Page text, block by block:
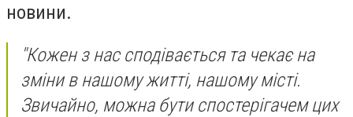
новини.
"Кожен з нас сподівається та чекає на
зміни в нашому житті, нашому місті.
Звичайно, можна бути спостерігачем цих